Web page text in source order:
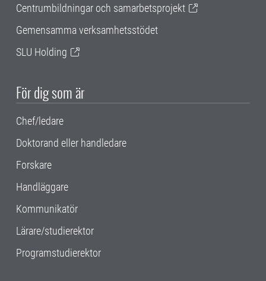
Centrumbildningar och samarbetsprojekt
Gemensamma verksamhetsstödet
SLU Holding
För dig som är
Chef/ledare
Doktorand eller handledare
Forskare
Handläggare
Kommunikatör
Lärare/studierektor
Programstudierektor